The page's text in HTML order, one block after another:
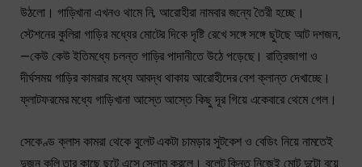
উঠলো। গাড়িখানা এখনও থামে নি, আরোহীরা নামবার জন্যে তৈরী হচ্ছে।
স্টেশনের কুলিরা গাড়ির মধ্যের মোটের দিকে দৃষ্টি রেখে সঙ্গে সঙ্গে ছুটছে আট দশজন,
—কেউ কেউ ইতিমধ্যে চলন্ত গাড়ির পাদানীতে উঠে পড়েছে। রাত্রিজাগা ও
দীর্ঘসময় গাড়ির কামরার মধ্যে আবদ্ধ থাকায় আরোহীদের বেশ ক্লান্ত দেখাচ্ছে।
ফ্লাটফরমের মধ্যে গাড়িখানা আস্তে আস্তে কিছু দূর গিয়ে একেবারে থেমে গেল।
সেকেণ্ড ক্লাস কামরা থেকে বুলেট একটা চামড়ার সুটকেশ ও বেডিং নিয়ে নামতেই
দুজন কুলি তার কাছে ছুটে এসে সেলাম করলে। বুলেট কিন্তু নিজেই মোট দুটো বয়ে